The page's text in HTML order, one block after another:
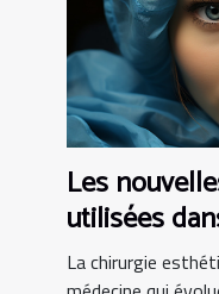
Les
utilisées
esthétique
La chirurgie